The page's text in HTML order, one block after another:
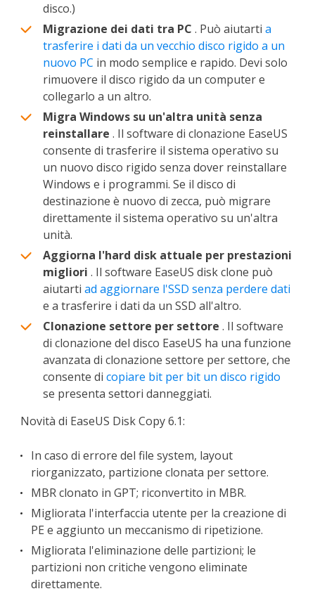
disco.)
Migrazione dei dati tra PC . Può aiutarti a
trasferire i dati da un vecchio disco rigido a un
nuovo PC in modo semplice e rapido. Devi solo
rimuovere il disco rigido da un computer e
collegarlo a un altro.
Migra Windows su un'altra unità senza
reinstallare . Il software di clonazione EaseUS
consente di trasferire il sistema operativo su
un nuovo disco rigido senza dover reinstallare
Windows e i programmi. Se il disco di
destinazione è nuovo di zecca, può migrare
direttamente il sistema operativo su un'altra
unità.
Aggiorna l'hard disk attuale per prestazioni
migliori . Il software EaseUS disk clone può
aiutarti ad aggiornare l'SSD senza perdere dati
e a trasferire i dati da un SSD all'altro.
Clonazione settore per settore . Il software
di clonazione del disco EaseUS ha una funzione
avanzata di clonazione settore per settore, che
consente di copiare bit per bit un disco rigido
se presenta settori danneggiati.
Novità di EaseUS Disk Copy 6.1:
In caso di errore del file system, layout
riorganizzato, partizione clonata per settore.
MBR clonato in GPT; riconvertito in MBR.
Migliorata l'interfaccia utente per la creazione di
PE e aggiunto un meccanismo di ripetizione.
Migliorata l'eliminazione delle partizioni; le
partizioni non critiche vengono eliminate
direttamente.